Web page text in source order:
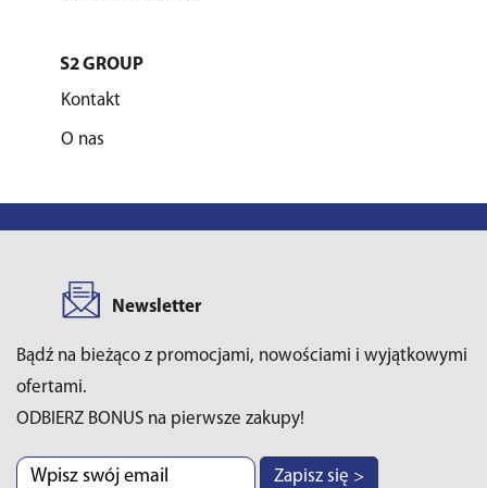
S2 GROUP
Kontakt
O nas
Newsletter
Bądź na bieżąco z promocjami, nowościami i wyjątkowymi
ofertami.
ODBIERZ BONUS na pierwsze zakupy!
Zapisz się >